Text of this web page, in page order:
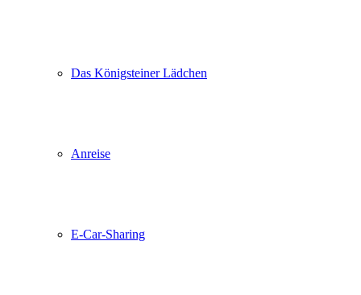
Das Königsteiner Lädchen
Anreise
E-Car-Sharing